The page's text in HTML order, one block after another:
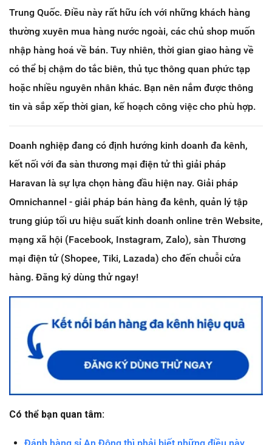
Trung Quốc. Điều này rất hữu ích với những khách hàng
thường xuyên mua hàng nước ngoài, các chủ shop muốn
nhập hàng hoá về bán. Tuy nhiên, thời gian giao hàng về
có thể bị chậm do tắc biên, thủ tục thông quan phức tạp
hoặc nhiều nguyên nhân khác. Bạn nên nắm được thông
tin và sắp xếp thời gian, kế hoạch công việc cho phù hợp.
Doanh nghiệp đang có định hướng kinh doanh đa kênh,
kết nối với đa sàn thương mại điện tử thì giải pháp
Haravan là sự lựa chọn hàng đầu hiện nay. Giải pháp
Omnichannel - giải pháp bán hàng đa kênh, quản lý tập
trung giúp tối ưu hiệu suất kinh doanh online trên Website,
mạng xã hội (Facebook, Instagram, Zalo), sàn Thương
mại điện tử (Shopee, Tiki, Lazada) cho đến chuỗi cửa
hàng. Đăng ký dùng thử ngay!
Có thể bạn quan tâm: